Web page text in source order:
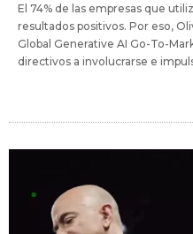
El 74% de las empresas que
resultados positivos. Por eso,
Global Generative AI Go-To-
directivos a involucrarse e